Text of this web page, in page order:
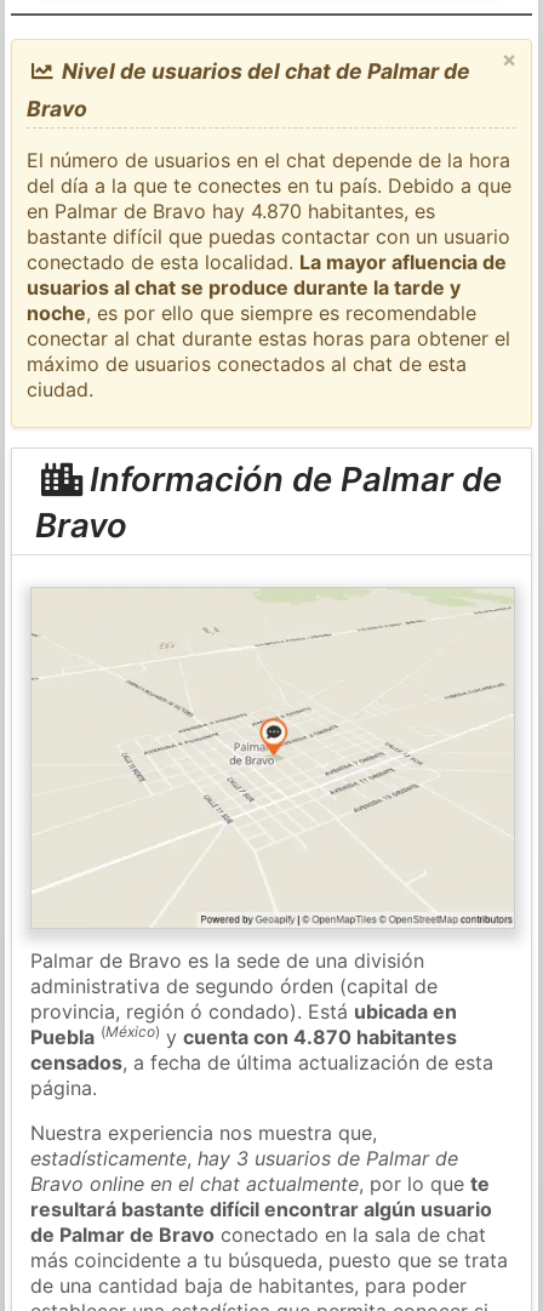
×
Nivel de usuarios del chat de Palmar de
Bravo
El número de usuarios en el chat depende de la hora
del día a la que te conectes en tu país. Debido a que
en Palmar de Bravo hay 4.870 habitantes, es
bastante difícil que puedas contactar con un usuario
conectado de esta localidad. La mayor afluencia de
usuarios al chat se produce durante la tarde y
noche, es por ello que siempre es recomendable
conectar al chat durante estas horas para obtener el
máximo de usuarios conectados al chat de esta
ciudad.
Información de Palmar de
Bravo
Palmar de Bravo es la sede de una división
administrativa de segundo órden (capital de
provincia, región ó condado). Está ubicada en
Puebla (México) ycuenta con 4.870 habitantes
censados, a fecha de última actualización de esta
página.
Nuestra experiencia nos muestra que,
estadísticamente,hay 3 usuarios de Palmar de
Bravo online en el chat actualmente, por lo quete
resultará bastante difícil encontrar algún usuario
de Palmar de Bravo conectado en la sala de chat
más coincidente a tu búsqueda, puesto que se trata
de una cantidad baja de habitantes, para poder